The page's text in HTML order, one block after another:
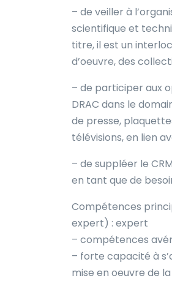
– de veiller à
scientifique et
titre, il est un
d’oeuvre, des
– de participer aux
DRAC dans le
de presse,
télévisions, en lien
– de suppléer le
en tant que de
Compétences
expert) : expert
– compétences
– forte capacité à
mise en oeuvre de